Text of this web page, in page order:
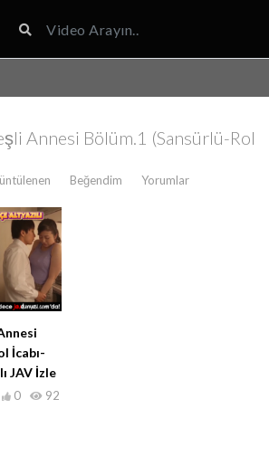
Annesi Bölüm.1 (Sansürlü-Rol
Beğendim Yorumlar
İcabı-
JAV İzle
92
0